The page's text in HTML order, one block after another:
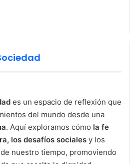
es un espacio de reflexión que
del mundo desde una
. Aquí exploramos cómo la fe
los desafíos sociales y los
nuestro tiempo, promoviendo